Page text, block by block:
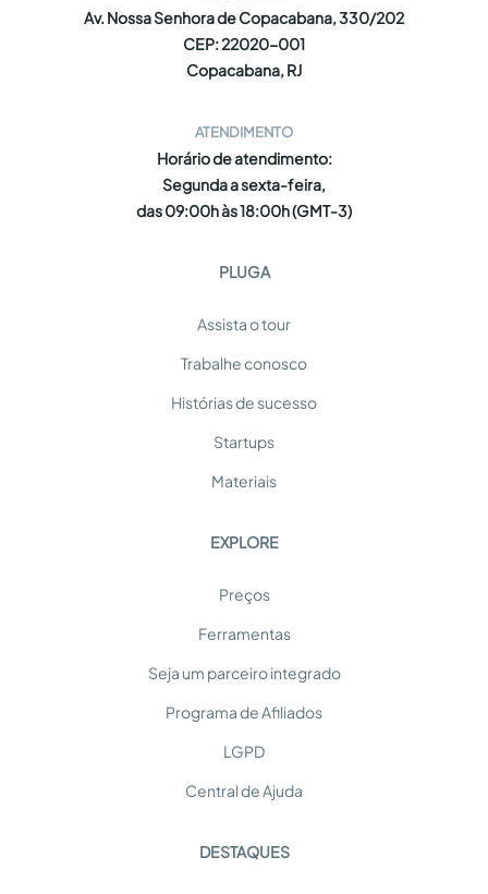
Av. Nossa Senhora de Copacabana, 330/202
CEP: 22020-001
Copacabana, RJ
ATENDIMENTO
Horário de atendimento:
Segunda a sexta-feira,
das 09:00h às 18:00h (GMT-3)
PLUGA
Assista o tour
Trabalhe conosco
Histórias de sucesso
Startups
Materiais
EXPLORE
Preços
Ferramentas
Seja um parceiro integrado
Programa de Afiliados
LGPD
Central de Ajuda
DESTAQUES